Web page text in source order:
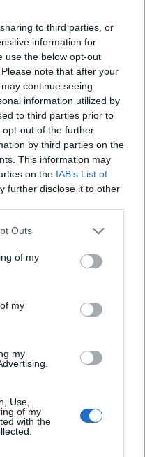
to third parties, or
information for
use the below opt-out
note that after your
continue seeing
information utilized by
to third parties prior to
out of the further
by third parties on the
This information may
on the IAB’s List of
further disclose it to other
one or more Google
You may click to
its third-party tags to
in below Google
Outs
of my
my
my
Use,
of my
with the